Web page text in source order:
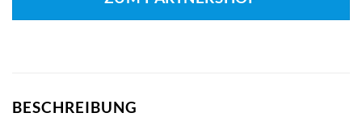
BESCHREIBUNG